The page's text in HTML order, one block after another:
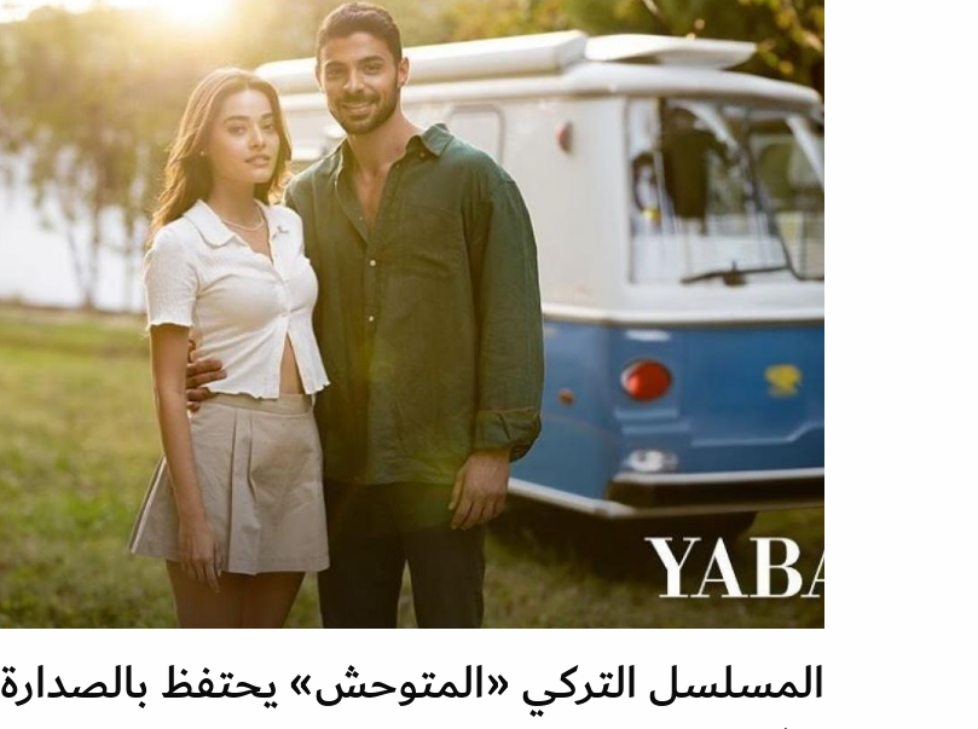
المسلسل التركي «المتوحش» يحتفظ بالصدارة